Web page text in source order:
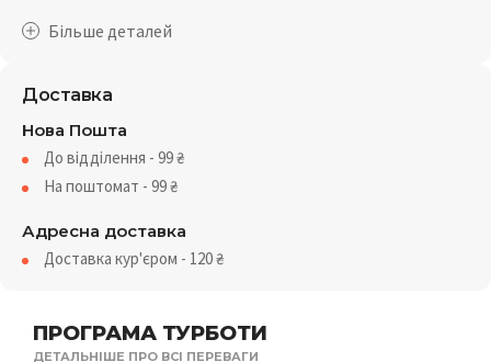
ПРОГРАМА ТУРБОТИ
ДЕТАЛЬНІШЕ ПРО ВСІ ПЕРЕВАГИ
Доставка
Нова Пошта
До відділення - 99₴
На поштомат - 99₴
Адресна доставка
Доставка кур'єром - 120₴